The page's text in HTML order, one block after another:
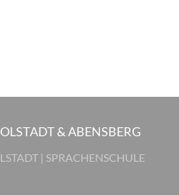
& ABENSBERG
| SPRACHENSCHULE